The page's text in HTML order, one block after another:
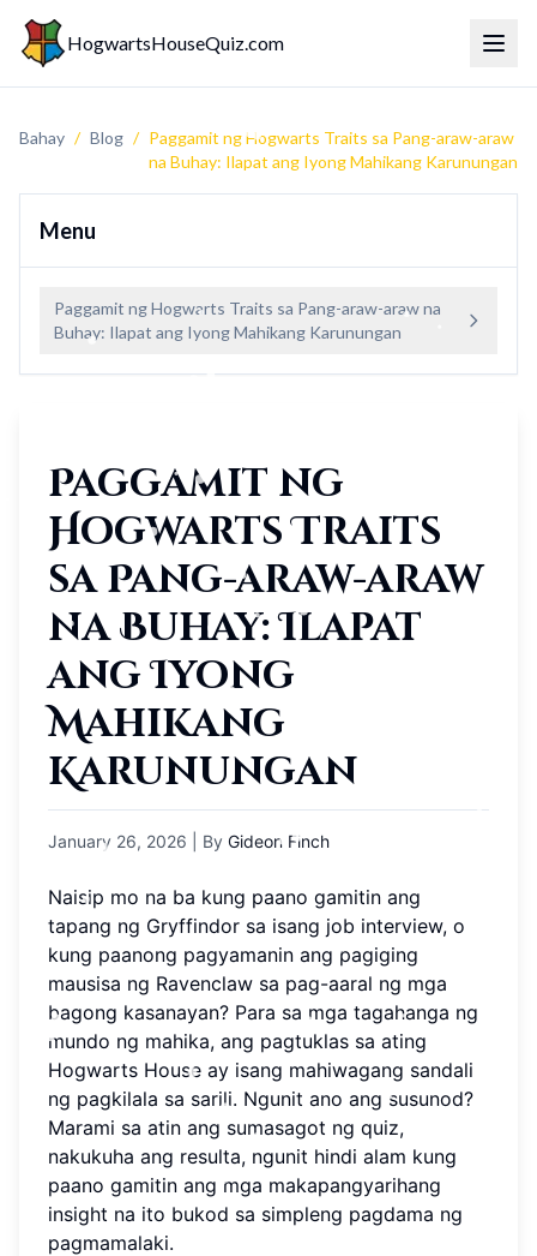
HogwartsHouseQuiz.com
Bahay / Blog / Paggamit ng Hogwarts Traits sa Pang-araw-araw
na Buhay: Ilapat ang Iyong Mahikang Karunungan
Menu
Paggamit ng Hogwarts Traits sa Pang-araw-araw na
Buhay: Ilapat ang Iyong Mahikang Karunungan
Paggamit ng
Hogwarts Traits
sa Pang-araw-araw
na Buhay: Ilapat
ang Iyong
Mahikang
Karunungan
January 26, 2026 | By Gideon Finch
Naisip mo na ba kung paano gamitin ang
tapang ng Gryffindor sa isang job interview, o
kung paanong pagyamanin ang pagiging
mausisa ng Ravenclaw sa pag-aaral ng mga
bagong kasanayan? Para sa mga tagahanga ng
mundo ng mahika, ang pagtuklas sa ating
Hogwarts House ay isang mahiwagang sandali
ng pagkilala sa sarili. Ngunit ano ang susunod?
Marami sa atin ang sumasagot ng quiz,
nakukuha ang resulta, ngunit hindi alam kung
paano gamitin ang mga makapangyarihang
insight na ito bukod sa simpleng pagdama ng
pagmamalaki.